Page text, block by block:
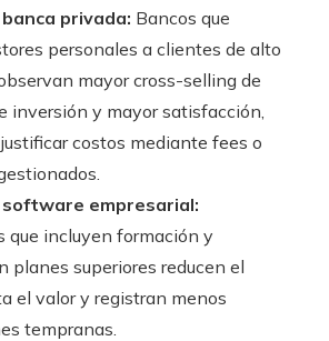
privada: Bancos que
personales a clientes de alto
mayor cross-selling de
inversión y mayor satisfacción,
costos mediante fees o
software empresarial:
que incluyen formación y
planes superiores reducen el
el valor y registran menos
tempranas.